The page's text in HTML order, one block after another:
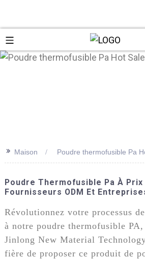
>> Maison Poudre thermofusible Pa
Poudre Thermofusible Pa À Prix
Fournisseurs ODM Et
Révolutionnez votre processus
à notre poudre thermofusible
Jinlong New Material
fière de proposer ce produit de